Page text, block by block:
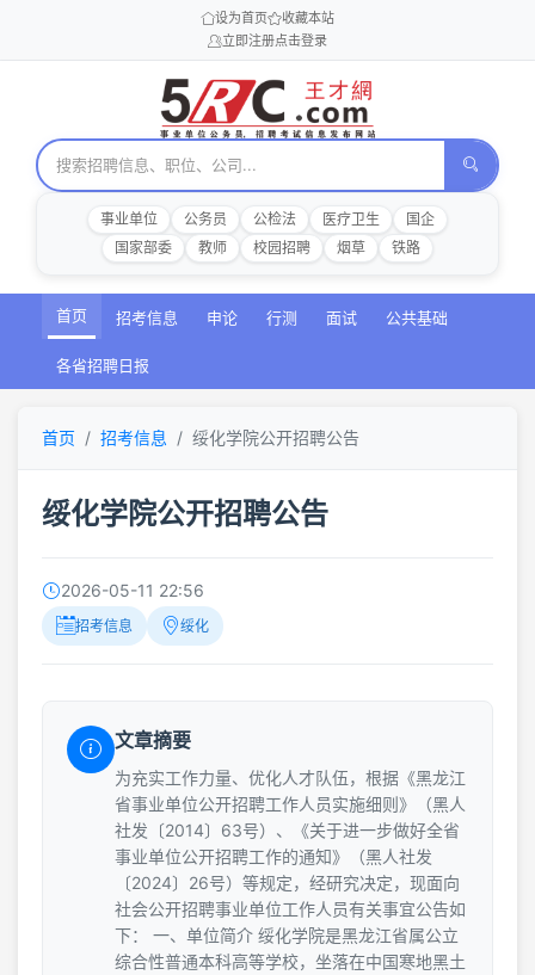
设为首页
收藏本站
立即注册点击登录
事业单位 公务员 公检法 医疗卫生
国企
国家部委
教师 校园招聘 烟草 铁路
首页 招考信息 申论 行测 面试 公共基础
各省招聘日报
首页 招考信息 绥化学院公开招聘公告
绥化学院公开招聘公告
2026-05-11 22:56
招考信息 绥化
文章摘要
为充实工作力量、优化人才队伍，根据《黑龙江
省事业单位公开招聘工作人员实施细则》（黑人
社发〔2014〕63号）、《关于进一步做好全省
事业单位公开招聘工作的通知》（黑人社发
〔2024〕26号）等规定，经研究决定，现面向
社会公开招聘事业单位工作人员有关事宜公告如
下： 一、单位简介 绥化学院是黑龙江省属公立
综合性普通本科高等学校，坐落在中国寒地黑土